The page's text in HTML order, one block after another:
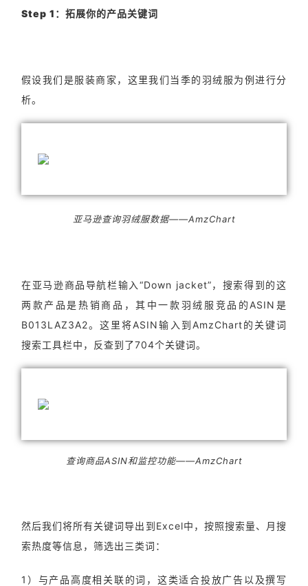
Step 1：拓展你的产品关键词
假设我们是服装商家，这里我们当季的羽绒服为例进行分
析。
亚马逊查询羽绒服数据——AmzChart
在亚马逊商品导航栏输入“Down jacket”，搜索得到的这
两款产品是热销商品，其中一款羽绒服竞品的ASIN是
B013LAZ3A2。这里将ASIN输入到AmzChart的关键词
搜索工具栏中，反查到了704个关键词。
查询商品ASIN和监控功能——AmzChart
然后我们将所有关键词导出到Excel中，按照搜索量、月搜
索热度等信息，筛选出三类词：
1）与产品高度相关联的词，这类适合投放广告以及撰写